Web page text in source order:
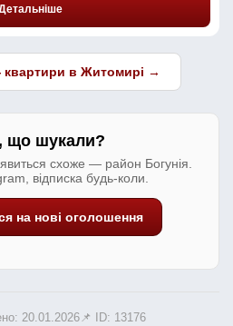
квартири в Житомирі →
що шукали?
схоже — район Богунія.
відписка будь-коли.
на нові оголошення
20.01.2026📌 ID: 13176